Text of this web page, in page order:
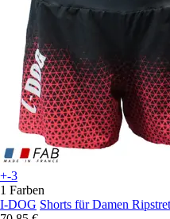
+-3
1 Farben
I-DOG Shorts für Damen